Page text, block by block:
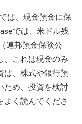
は、現金預金に保
では、米ドル残
連邦預金保険公
、これは現金のみ
は、株式や銀行預
ため、投資を検討
よく読んでくださ